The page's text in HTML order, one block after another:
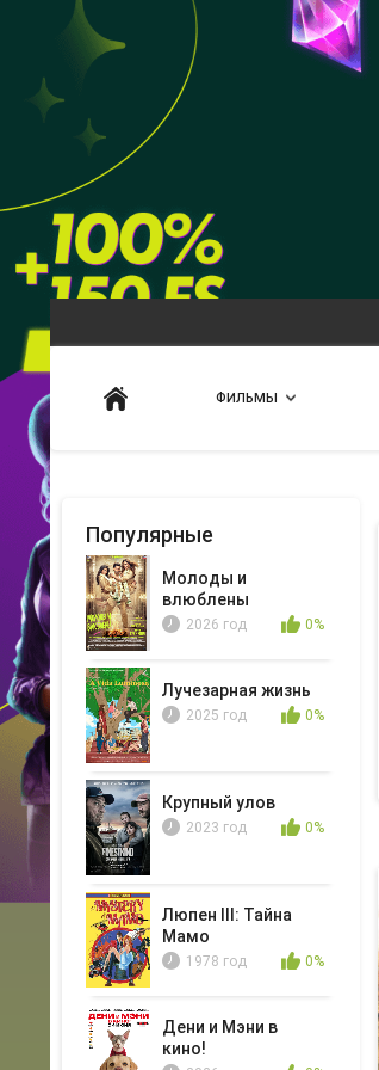
ФИЛЬМЫ
Популярные
Молоды и
влюблены
2026 год 0%
Лучезарная жизнь
2025 год 0%
Крупный улов
2023 год 0%
Люпен III: Тайна
Мамо
1978 год 0%
Дени и Мэни в
кино!